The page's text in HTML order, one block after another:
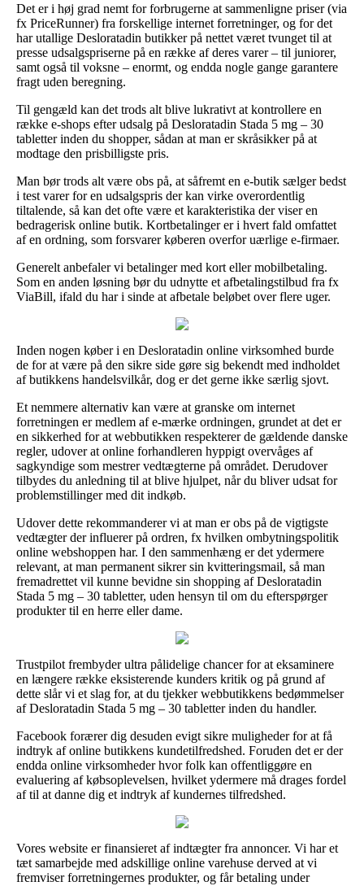
Det er i høj grad nemt for forbrugerne at sammenligne priser (via
fx PriceRunner) fra forskellige internet forretninger, og for det
har utallige Desloratadin butikker på nettet været tvunget til at
presse udsalgspriserne på en række af deres varer – til juniorer,
samt også til voksne – enormt, og endda nogle gange garantere
fragt uden beregning.
Til gengæld kan det trods alt blive lukrativt at kontrollere en
række e-shops efter udsalg på Desloratadin Stada 5 mg – 30
tabletter inden du shopper, sådan at man er skråsikker på at
modtage den prisbilligste pris.
Man bør trods alt være obs på, at såfremt en e-butik sælger bedst
i test varer for en udsalgspris der kan virke overordentlig
tiltalende, så kan det ofte være et karakteristika der viser en
bedragerisk online butik. Kortbetalinger er i hvert fald omfattet
af en ordning, som forsvarer køberen overfor uærlige e-firmaer.
Generelt anbefaler vi betalinger med kort eller mobilbetaling.
Som en anden løsning bør du udnytte et afbetalingstilbud fra fx
ViaBill, ifald du har i sinde at afbetale beløbet over flere uger.
Inden nogen køber i en Desloratadin online virksomhed burde
de for at være på den sikre side gøre sig bekendt med indholdet
af butikkens handelsvilkår, dog er det gerne ikke særlig sjovt.
Et nemmere alternativ kan være at granske om internet
forretningen er medlem af e-mærke ordningen, grundet at det er
en sikkerhed for at webbutikken respekterer de gældende danske
regler, udover at online forhandleren hyppigt overvåges af
sagkyndige som mestrer vedtægterne på området. Derudover
tilbydes du anledning til at blive hjulpet, når du bliver udsat for
problemstillinger med dit indkøb.
Udover dette rekommanderer vi at man er obs på de vigtigste
vedtægter der influerer på ordren, fx hvilken ombytningspolitik
online webshoppen har. I den sammenhæng er det ydermere
relevant, at man permanent sikrer sin kvitteringsmail, så man
fremadrettet vil kunne bevidne sin shopping af Desloratadin
Stada 5 mg – 30 tabletter, uden hensyn til om du efterspørger
produkter til en herre eller dame.
Trustpilot frembyder ultra pålidelige chancer for at eksaminere
en længere række eksisterende kunders kritik og på grund af
dette slår vi et slag for, at du tjekker webbutikkens bedømmelser
af Desloratadin Stada 5 mg – 30 tabletter inden du handler.
Facebook forærer dig desuden evigt sikre muligheder for at få
indtryk af online butikkens kundetilfredshed. Foruden det er der
endda online virksomheder hvor folk kan offentliggøre en
evaluering af købsoplevelsen, hvilket ydermere må drages fordel
af til at danne dig et indtryk af kundernes tilfredshed.
Vores website er finansieret af indtægter fra annoncer. Vi har et
tæt samarbejde med adskillige online varehuse derved at vi
fremviser forretningernes produkter, og får betaling under